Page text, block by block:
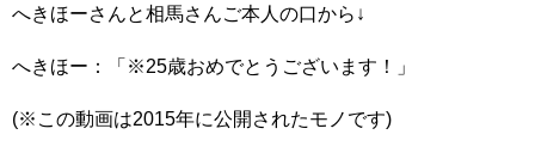
へきほーさんと相馬さんご本人の口から↓
へきほー：「※25歳おめでとうございます！」
(※この動画は2015年に公開されたモノです)